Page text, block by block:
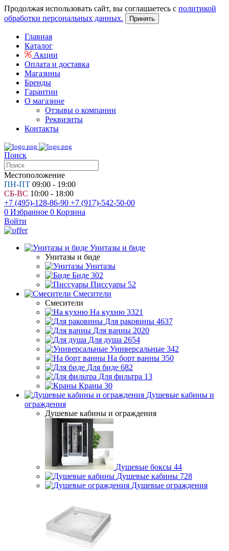
Продолжая использовать сайт, вы соглашаетесь с политикой
обработки персональных данных.
Принять
Главная
Каталог
Акции
Оплата и доставка
Магазины
Бренды
Гарантии
О магазине
Отзывы о компании
Реквизиты
Контакты
Поиск
Местоположение
ПН-ПТ 09:00 - 19:00
СБ-ВС 10:00 - 18:00
+7 (495)-128-86-90 +7 (917)-542-50-00
0 Избранное 0 Корзина
Войти
Унитазы и биде
Унитазы и биде
Унитазы
Биде 302
Писсуары 52
Смесители
Смесители
На кухню 3321
Для раковины 4637
Для ванны 2020
Для душа 2654
Универсальные 342
На борт ванны 350
Для биде 682
Для фильтра 13
Краны 30
Душевые кабины и
ограждения
Душевые кабины и ограждения
Душевые боксы 44
Душевые кабины 728
Душевые ограждения